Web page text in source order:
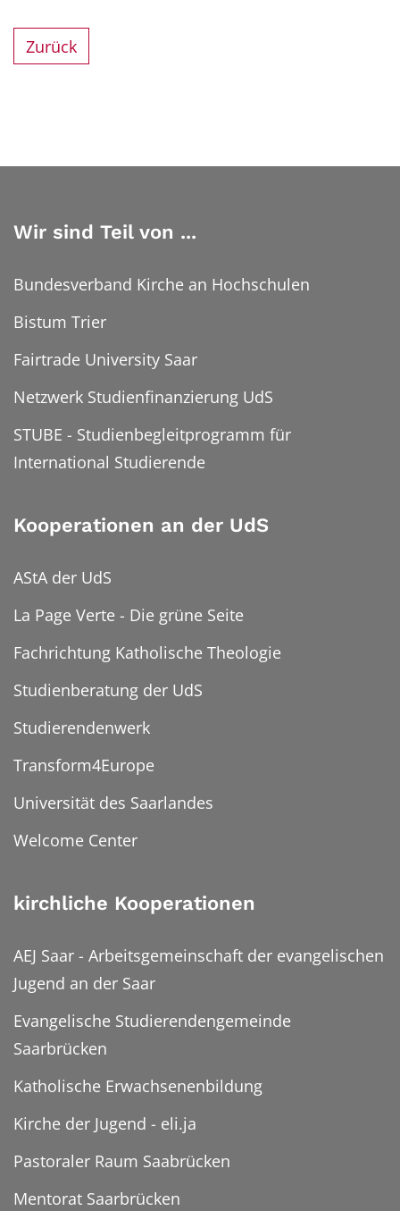
Zurück
Wir sind Teil von ...
Bundesverband Kirche an Hochschulen
Bistum Trier
Fairtrade University Saar
Netzwerk Studienfinanzierung UdS
STUBE - Studienbegleitprogramm für
International Studierende
Kooperationen an der UdS
AStA der UdS
La Page Verte - Die grüne Seite
Fachrichtung Katholische Theologie
Studienberatung der UdS
Studierendenwerk
Transform4Europe
Universität des Saarlandes
Welcome Center
kirchliche Kooperationen
AEJ Saar - Arbeitsgemeinschaft der evangelischen
Jugend an der Saar
Evangelische Studierendengemeinde
Saarbrücken
Katholische Erwachsenenbildung
Kirche der Jugend - eli.ja
Pastoraler Raum Saabrücken
Mentorat Saarbrücken